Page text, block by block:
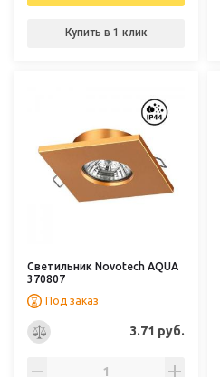
Купить в 1 клик
Светильник Novotech AQUA
370807
Под заказ
3.71 руб.